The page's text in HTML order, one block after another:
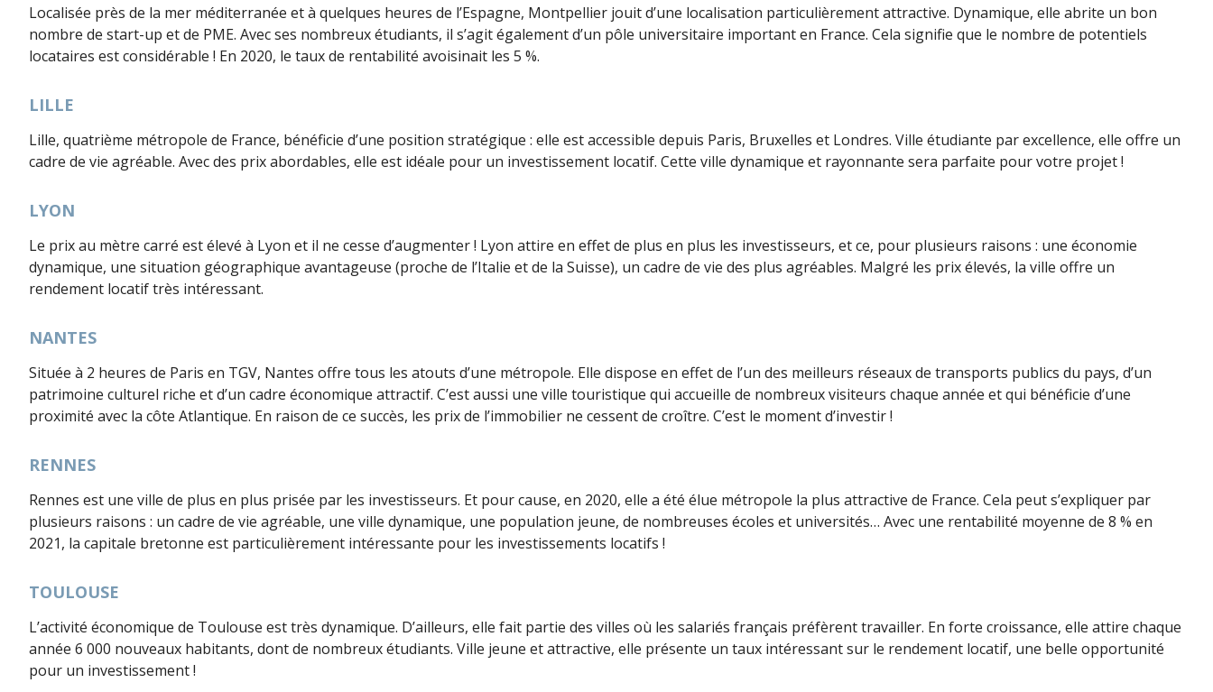
Localisée près de la mer méditerranée et à quelques heures de l’Espagne, Montpellier jouit d’une localisation particulièrement attractive. Dynamique, elle abrite un bon
nombre de start-up et de PME. Avec ses nombreux étudiants, il s’agit également d’un pôle universitaire important en France. Cela signifie que le nombre de potentiels
locataires est considérable ! En 2020, le taux de rentabilité avoisinait les 5 %.
LILLE
Lille, quatrième métropole de France, bénéficie d’une position stratégique : elle est accessible depuis Paris, Bruxelles et Londres. Ville étudiante par excellence, elle offre un
cadre de vie agréable. Avec des prix abordables, elle est idéale pour un investissement locatif. Cette ville dynamique et rayonnante sera parfaite pour votre projet !
LYON
Le prix au mètre carré est élevé à Lyon et il ne cesse d’augmenter ! Lyon attire en effet de plus en plus les investisseurs, et ce, pour plusieurs raisons : une économie
dynamique, une situation géographique avantageuse (proche de l’Italie et de la Suisse), un cadre de vie des plus agréables. Malgré les prix élevés, la ville offre un
rendement locatif très intéressant.
NANTES
Située à 2 heures de Paris en TGV, Nantes offre tous les atouts d’une métropole. Elle dispose en effet de l’un des meilleurs réseaux de transports publics du pays, d’un
patrimoine culturel riche et d’un cadre économique attractif. C’est aussi une ville touristique qui accueille de nombreux visiteurs chaque année et qui bénéficie d’une
proximité avec la côte Atlantique. En raison de ce succès, les prix de l’immobilier ne cessent de croître. C’est le moment d’investir !
RENNES
Rennes est une ville de plus en plus prisée par les investisseurs. Et pour cause, en 2020, elle a été élue métropole la plus attractive de France. Cela peut s’expliquer par
plusieurs raisons : un cadre de vie agréable, une ville dynamique, une population jeune, de nombreuses écoles et universités… Avec une rentabilité moyenne de 8 % en
2021, la capitale bretonne est particulièrement intéressante pour les investissements locatifs !
TOULOUSE
L’activité économique de Toulouse est très dynamique. D’ailleurs, elle fait partie des villes où les salariés français préfèrent travailler. En forte croissance, elle attire chaque
année 6 000 nouveaux habitants, dont de nombreux étudiants. Ville jeune et attractive, elle présente un taux intéressant sur le rendement locatif, une belle opportunité
pour un investissement !